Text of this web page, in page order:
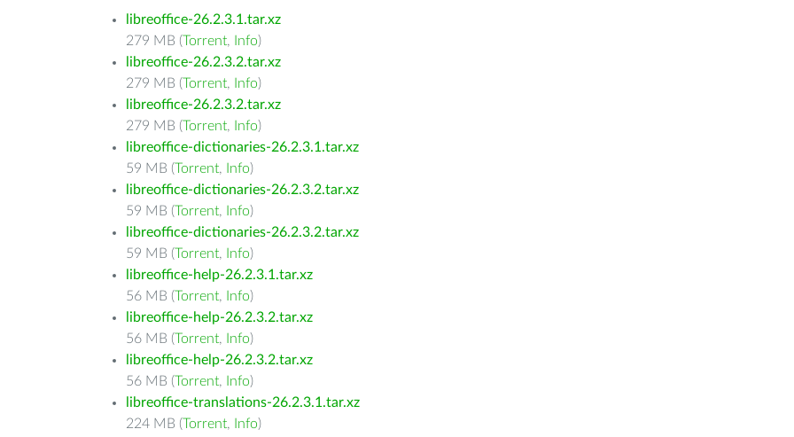
libreoffice-26.2.3.1.tar.xz
279 MB (Torrent, Info)
libreoffice-26.2.3.2.tar.xz
279 MB (Torrent, Info)
libreoffice-26.2.3.2.tar.xz
279 MB (Torrent, Info)
libreoffice-dictionaries-26.2.3.1.tar.xz
59 MB (Torrent, Info)
libreoffice-dictionaries-26.2.3.2.tar.xz
59 MB (Torrent, Info)
libreoffice-dictionaries-26.2.3.2.tar.xz
59 MB (Torrent, Info)
libreoffice-help-26.2.3.1.tar.xz
56 MB (Torrent, Info)
libreoffice-help-26.2.3.2.tar.xz
56 MB (Torrent, Info)
libreoffice-help-26.2.3.2.tar.xz
56 MB (Torrent, Info)
libreoffice-translations-26.2.3.1.tar.xz
224 MB (Torrent, Info)